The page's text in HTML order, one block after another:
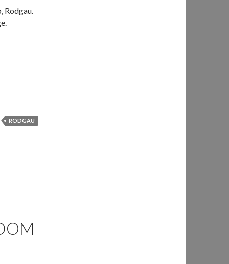
Rodgau.
RODGAU